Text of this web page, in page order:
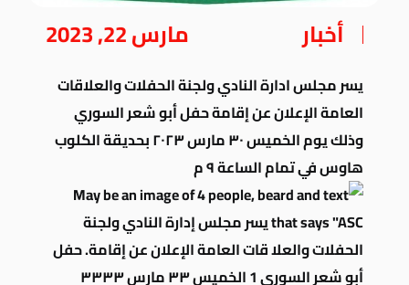
أخبار مارس 22, 2023
يسر مجلس ادارة النادي ولجنة الحفلات والعلاقات
العامة الإعلان عن إقامة حفل أبو شعر السوري
وذلك يوم الخميس ٣٠ مارس ٢٠٢٣ بحديقة الكلوب
هاوس في تمام الساعة ٩ م